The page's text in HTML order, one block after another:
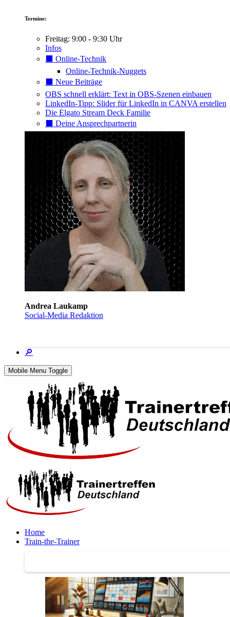
Termine:
Freitag: 9:00 - 9:30 Uhr
Infos
⬛️ Online-Technik
Online-Technik-Nuggets
⬛️ Neue Beiträge
OBS schnell erklärt: Text in OBS-Szenen einbauen
LinkedIn-Tipp: Slider für LinkedIn in CANVA erstellen
Die Elgato Stream Deck Familie
⬛️ Deine Ansprechpartnerin
Andrea Laukamp
Social-Media Redaktion
🔎
Mobile Menu Toggle
Home
Train-the-Trainer